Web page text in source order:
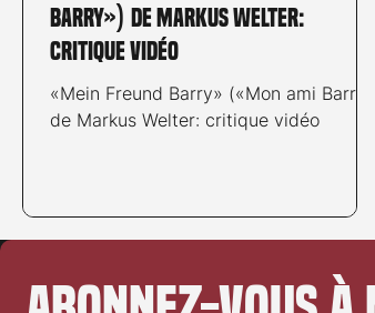
Barry») de Markus Welter:
critique vidéo
«Mein Freund Barry» («Mon ami Barry»)
de Markus Welter: critique vidéo